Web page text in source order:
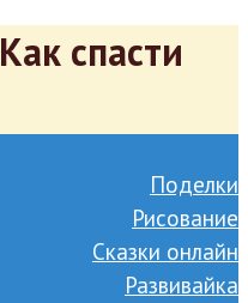
Поделки
Рисование
Сказки онлайн
Развивайка
Как спасти